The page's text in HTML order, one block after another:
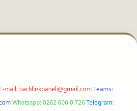
E-mail: backlinkpaneli@gmail.comTeams:
Whatsapp: 0262 606 0 726Telegram: